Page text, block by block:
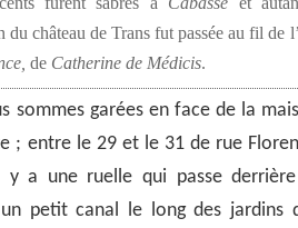
du château de Trans fut passée au fil de
de Catherine de Médicis.
sommes garées en face de la
; entre le 29 et le 31 de rue
y a une ruelle qui passe
petit canal le long des jardins